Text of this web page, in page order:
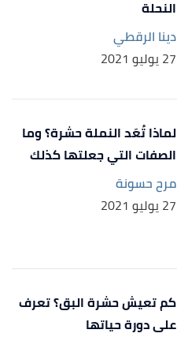
النحلة
دينا الرقطي
27 يوليو 2021
لماذا تُعَد النملة حشرة؟ وما
الصفات التي جعلتها كذلك
مرح حسونة
27 يوليو 2021
كم تعيش حشرة البق؟ تعرف
على دورة حياتها